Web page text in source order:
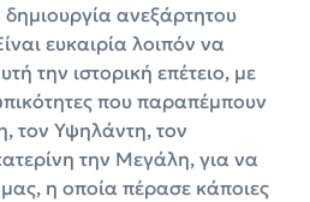
ανεξάρτητου
ευκαιρία λοιπόν να
την ιστορική επέτειο, με
που παραπέμπουν
τον Υψηλάντη, τον
την Μεγάλη, για να
η οποία πέρασε κάποιες